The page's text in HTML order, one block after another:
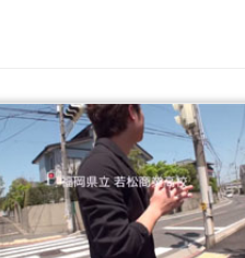
...続きを読
む